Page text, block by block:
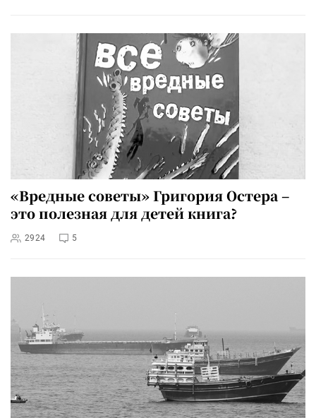
«Вредные советы» Григория Остера –
это полезная для детей книга?
2924 5